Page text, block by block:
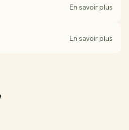
En savoir plus
En savoir plus